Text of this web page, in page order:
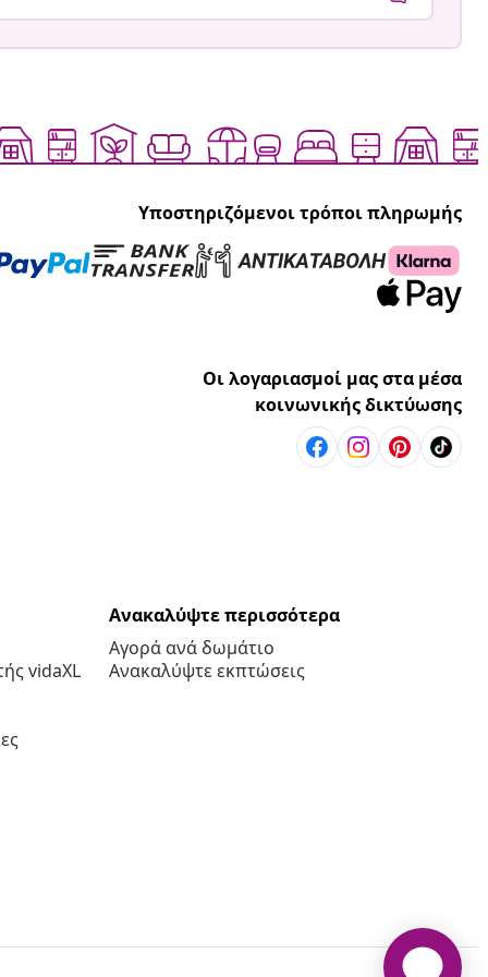
Υποστηριζόμενοι τρόποι πληρωμής
Οι λογαριασμοί μας στα μέσα
κοινωνικής δικτύωσης
vidaXL
Ανακαλύψτε περισσότερα
Αγορά ανά δωμάτιο
Ανακαλύψτε εκπτώσεις